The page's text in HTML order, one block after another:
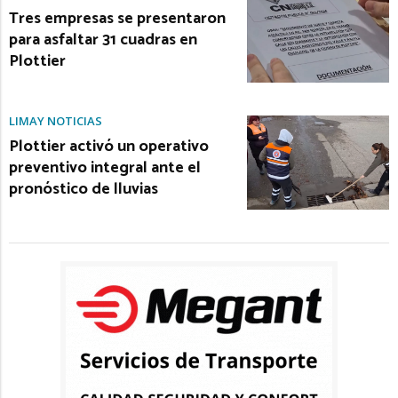
Tres empresas se presentaron
para asfaltar 31 cuadras en
Plottier
LIMAY NOTICIAS
Plottier activó un operativo
preventivo integral ante el
pronóstico de lluvias